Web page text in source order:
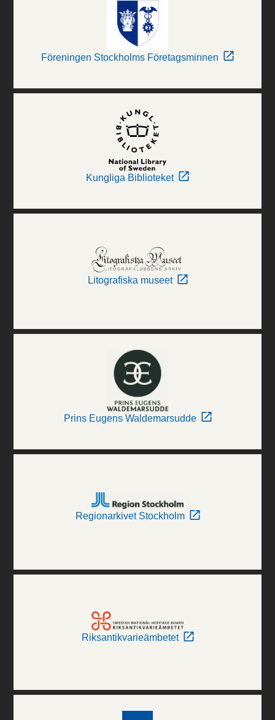
Föreningen Stockholms Företagsminnen
Kungliga Biblioteket
Litografiska museet
Prins Eugens Waldemarsudde
Regionarkivet Stockholm
Riksantikvarieämbetet